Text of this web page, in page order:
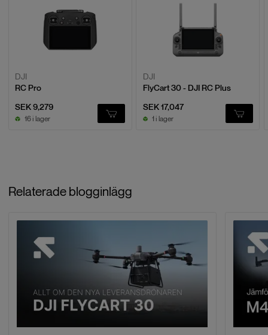
DJI
RC Pro
SEK 9,279
16 i lager
DJI
FlyCart 30 - DJI RC Plus
SEK 17,047
1 i lager
Relaterade blogginlägg